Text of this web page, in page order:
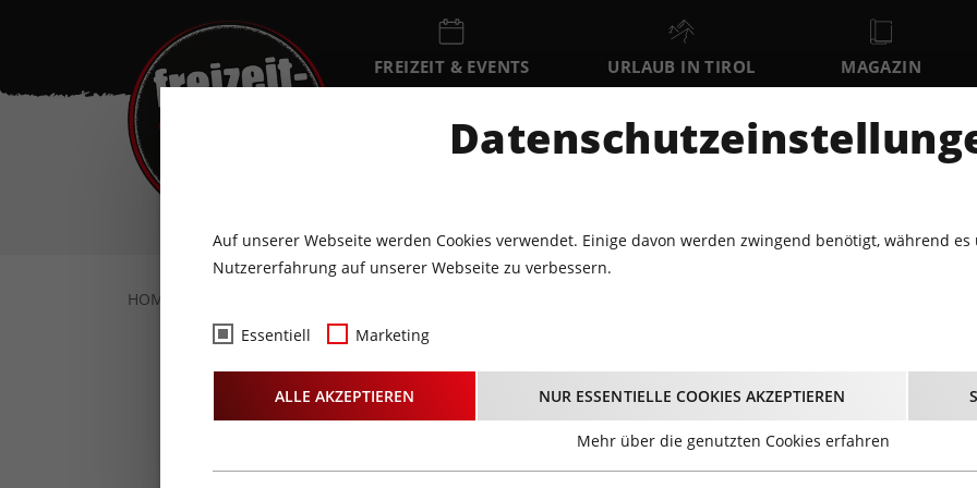
FREIZEIT & EVENTS URLAUB IN TIROL MAGAZIN
EVENTKALENDER
SO MO DI 12
HOME
Dolomitensport 2026
Auf unserer Webseite werden Cookies verwendet. Einige davon werden zwingend benötigt, während
Nutzererfahrung auf unserer Webseite zu verbessern.
Essentiell Marketing
ALLE AKZEPTIEREN NUR ESSENTIELLE COOKIES AKZEPTIEREN
Mehr über die genutzten Cookies erfahren